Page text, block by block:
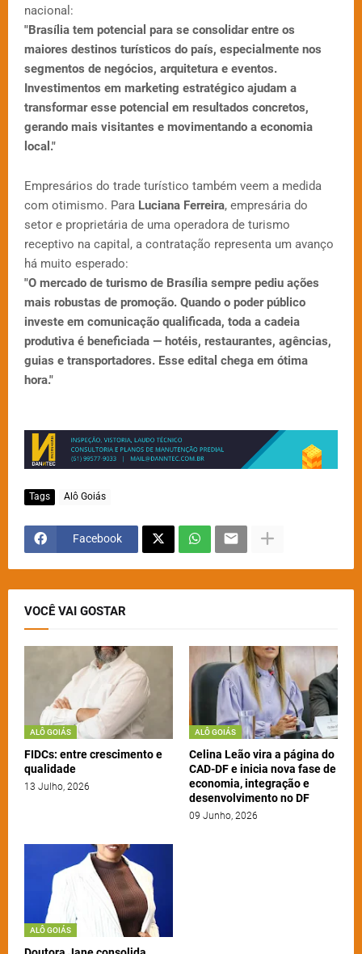
nacional:
"Brasília tem potencial para se consolidar entre os
maiores destinos turísticos do país, especialmente nos
segmentos de negócios, arquitetura e eventos.
Investimentos em marketing estratégico ajudam a
transformar esse potencial em resultados concretos,
gerando mais visitantes e movimentando a economia
local."
Empresários do trade turístico também veem a medida
com otimismo. Para Luciana Ferreira, empresária do
setor e proprietária de uma operadora de turismo
receptivo na capital, a contratação representa um avanço
há muito esperado:
"O mercado de turismo de Brasília sempre pediu ações
mais robustas de promoção. Quando o poder público
investe em comunicação qualificada, toda a cadeia
produtiva é beneficiada — hotéis, restaurantes, agências,
guias e transportadores. Esse edital chega em ótima
hora."
Tags Alô Goiás
Facebook
VOCÊ VAI GOSTAR
ALÔ GOIÁS
FIDCs: entre crescimento e
qualidade
13 Julho, 2026
ALÔ GOIÁS
Celina Leão vira a página do
CAD-DF e inicia nova fase de
economia, integração e
desenvolvimento no DF
09 Junho, 2026
ALÔ GOIÁS